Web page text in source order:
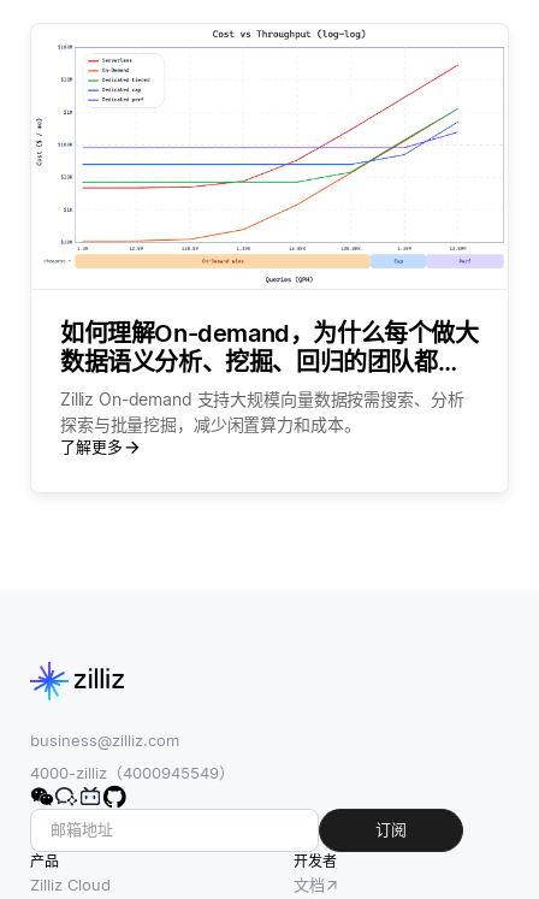
如何理解On-demand，为什么每个做大
数据语义分析、挖掘、回归的团队都需
要它？
Zilliz On-demand 支持大规模向量数据按需搜索、分析
探索与批量挖掘，减少闲置算力和成本。
了解更多
business@zilliz.com
4000-zilliz（4000945549）
订阅
产品
Zilliz Cloud
开发者
文档